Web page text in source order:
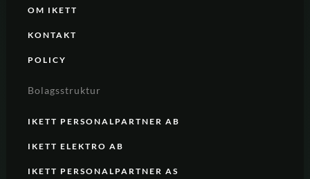
OM IKETT
KONTAKT
POLICY
Bolagsstruktur
IKETT PERSONALPARTNER AB
IKETT ELEKTRO AB
IKETT PERSONALPARTNER AS